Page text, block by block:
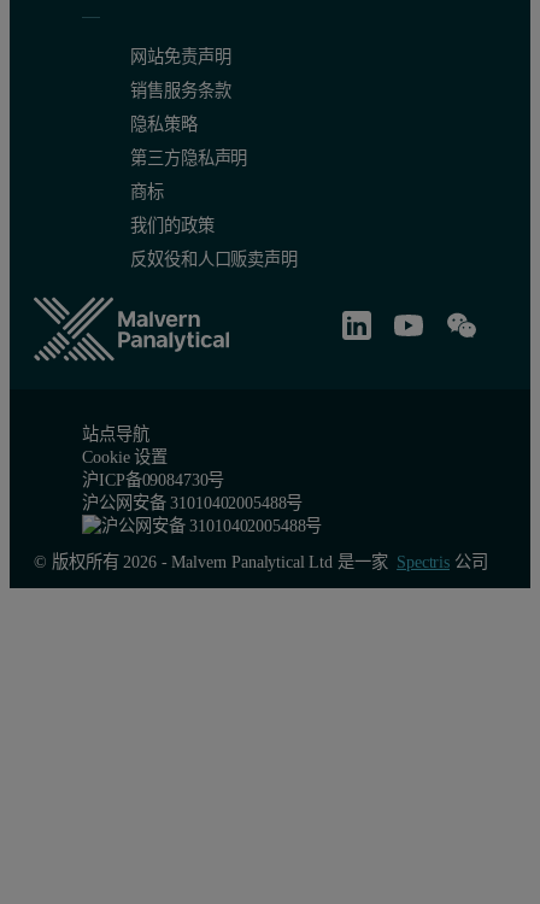
网站免责声明
销售服务条款
隐私策略
第三方隐私声明
商标
我们的政策
反奴役和人口贩卖声明
站点导航
Cookie 设置
沪ICP备09084730号
沪公网安备 31010402005488号
© 版权所有 2026 - Malvern Panalytical Ltd 是一家 Spectris公司